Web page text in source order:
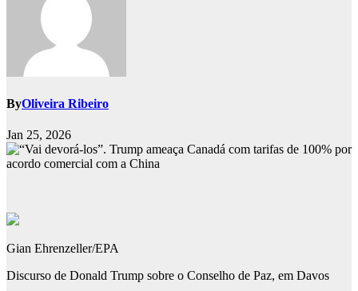
ByOliveira Ribeiro
Jan 25, 2026
Gian Ehrenzeller/EPA
Discurso de Donald Trump sobre o Conselho de Paz, em Davos